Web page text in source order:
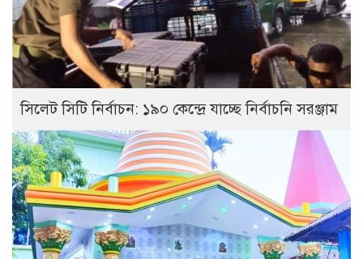
সিলেট সিটি নির্বাচন: ১৯০ কেন্দ্রে যাচ্ছে নির্বাচনি সরঞ্জাম